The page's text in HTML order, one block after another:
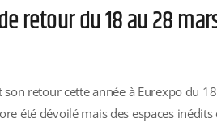
retour du 18 au 28
son retour cette année à Eurexpo du
été dévoilé mais des espaces